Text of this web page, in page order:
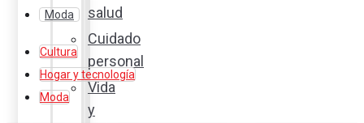
salud
Cuidado
personal
Vida
y
Moda
Cultura
Hogar y tecnología
Moda